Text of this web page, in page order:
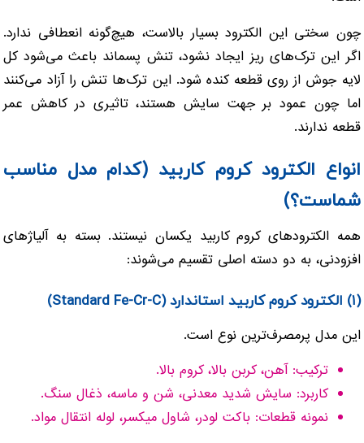
چون سختی این الکترود بسیار بالاست، هیچ‌گونه انعطافی ندارد.
اگر این ترک‌های ریز ایجاد نشود، تنش پسماند باعث می‌شود کل
لایه جوش از روی قطعه کنده شود. این ترک‌ها تنش را آزاد می‌کنند
اما چون عمود بر جهت سایش هستند، تاثیری در کاهش عمر
قطعه ندارند.
انواع الکترود کروم کاربید (کدام مدل مناسب
شماست؟)
همه الکترودهای کروم کاربید یکسان نیستند. بسته به آلیاژهای
افزودنی، به دو دسته اصلی تقسیم می‌شوند:
(۱) الکترود کروم کاربید استاندارد (Standard Fe-Cr-C)
این مدل پرمصرف‌ترین نوع است.
ترکیب: آهن، کربن بالا، کروم بالا.
کاربرد: سایش شدید معدنی، شن و ماسه، ذغال سنگ.
نمونه قطعات: باکت لودر، شاول میکسر، لوله انتقال مواد.